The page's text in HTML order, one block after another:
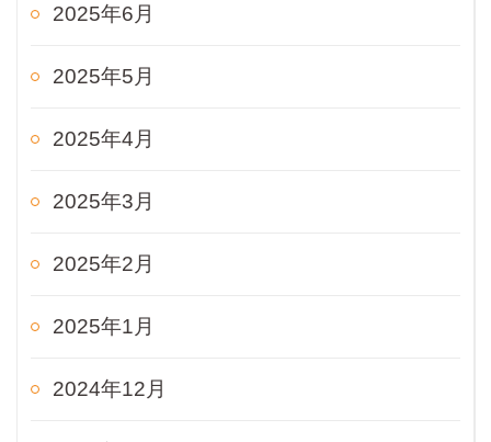
2025年6月
2025年5月
2025年4月
2025年3月
2025年2月
2025年1月
2024年12月